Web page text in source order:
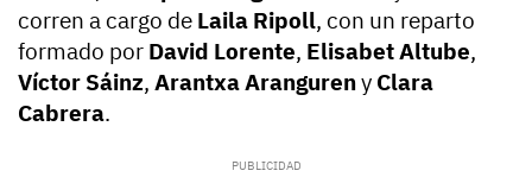
corren a cargo de Laila Ripoll, con un reparto
formado por David Lorente, Elisabet Altube,
Víctor Sáinz, Arantxa Arangureny Clara
Cabrera.